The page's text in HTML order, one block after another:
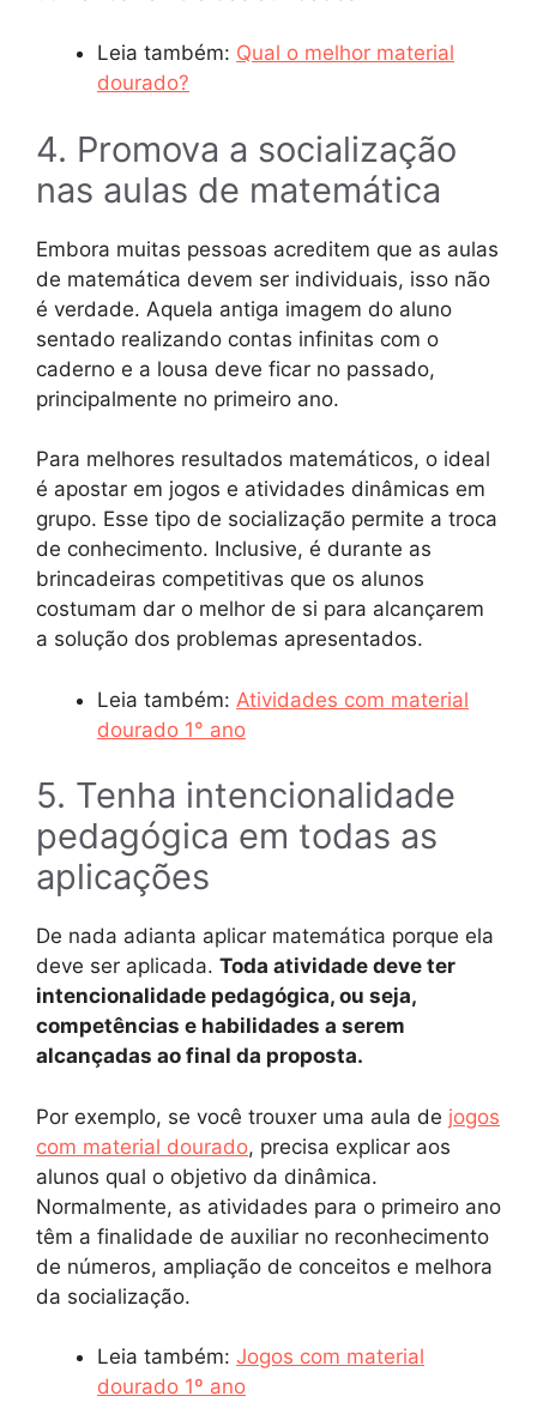
Leia também: Qual o melhor material
dourado?
4. Promova a socialização
nas aulas de matemática
Embora muitas pessoas acreditem que as aulas
de matemática devem ser individuais, isso não
é verdade. Aquela antiga imagem do aluno
sentado realizando contas infinitas com o
caderno e a lousa deve ficar no passado,
principalmente no primeiro ano.
Para melhores resultados matemáticos, o ideal
é apostar em jogos e atividades dinâmicas em
grupo. Esse tipo de socialização permite a troca
de conhecimento. Inclusive, é durante as
brincadeiras competitivas que os alunos
costumam dar o melhor de si para alcançarem
a solução dos problemas apresentados.
Leia também: Atividades com material
dourado 1° ano
5. Tenha intencionalidade
pedagógica em todas as
aplicações
De nada adianta aplicar matemática porque ela
deve ser aplicada. Toda atividade deve ter
intencionalidade pedagógica, ou seja,
competências e habilidades a serem
alcançadas ao final da proposta.
Por exemplo, se você trouxer uma aula de jogos
com material dourado, precisa explicar aos
alunos qual o objetivo da dinâmica.
Normalmente, as atividades para o primeiro ano
têm a finalidade de auxiliar no reconhecimento
de números, ampliação de conceitos e melhora
da socialização.
Leia também: Jogos com material
dourado 1º ano